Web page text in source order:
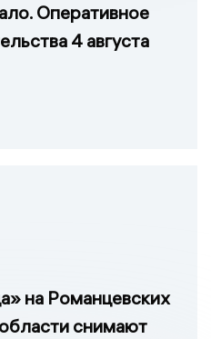
Оперативное
4 августа
на Романцевских
снимают